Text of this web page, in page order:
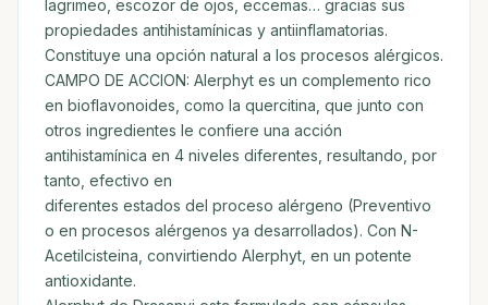
lagrimeo, escozor de ojos, eccemas… gracias sus
propiedades antihistamínicas y antiinflamatorias.
Constituye una opción natural a los procesos alérgicos.
CAMPO DE ACCION: Alerphyt es un complemento rico
en bioflavonoides, como la quercitina, que junto con
otros ingredientes le confiere una acción
antihistamínica en 4 niveles diferentes, resultando, por
tanto, efectivo en
diferentes estados del proceso alérgeno (Preventivo
o en procesos alérgenos ya desarrollados). Con N-
Acetilcisteina, convirtiendo Alerphyt, en un potente
antioxidante.